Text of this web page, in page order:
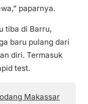
paparnya.
tiba di Barru,
baru pulang dari
diri. Termasuk
test.
Makassar